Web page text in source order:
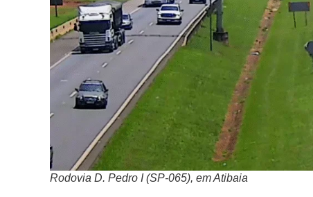
Rodovia D. Pedro I (SP-065), em Atibaia